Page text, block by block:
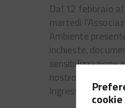
cookie
Dal 12 febbraio
martedì
Ambiente
inchieste,
sensibilizzazione
nostro pianeta.
Ingresso:5€